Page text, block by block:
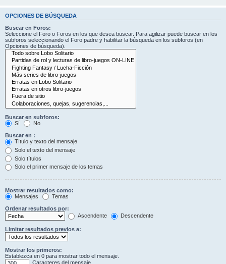
OPCIONES DE BÚSQUEDA
Buscar en Foros:
Seleccione el Foro o Foros en los que desea buscar. Para agilizar puede buscar en los
subforos seleccionando el Foro padre y habilitar la búsqueda en los subforos (en
Opciones de búsqueda).
Buscar en subforos:
Sí
No
Buscar en :
Título y texto del mensaje
Solo el texto del mensaje
Solo títulos
Solo el primer mensaje de los temas
Mostrar resultados como:
Mensajes
Temas
Ordenar resultados por:
Ascendente
Descendente
Limitar resultados previos a:
Mostrar los primeros:
Establezca en 0 para mostrar todo el mensaje.
Caracteres del mensaje